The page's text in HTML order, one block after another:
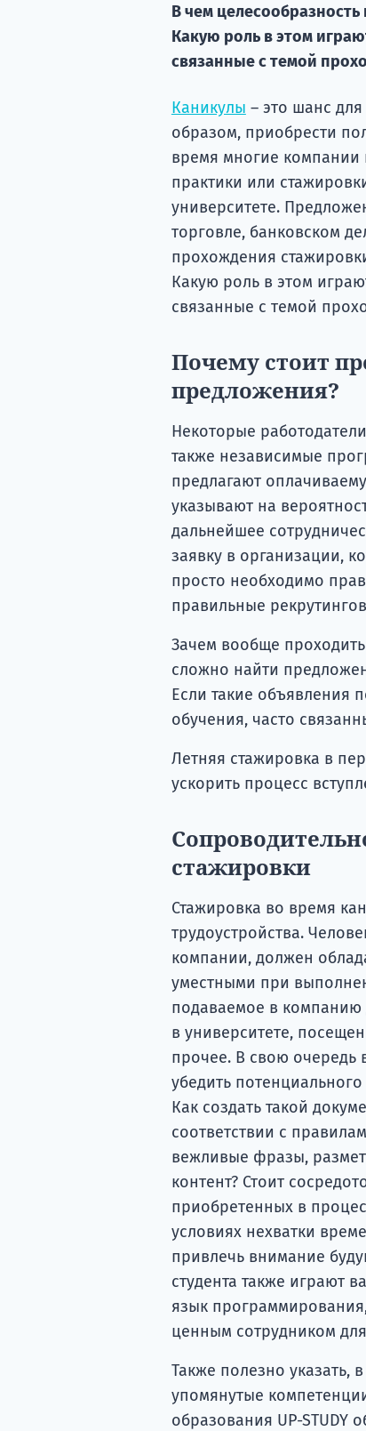
В чем
Какую роль в этом
связанные с темой
Каникулы – это шанс
образом, приобрести
время многие
практики или
университете.
торговле, банковском
прохождения
Какую роль в этом
связанные с темой
Почему стоит
предложения?
Некоторые
также независимые
предлагают
указывают на
дальнейшее
заявку в организации,
просто необходимо
правильные
Зачем вообще
сложно найти
Если такие объявления
обучения, часто
Летняя стажировка в
ускорить процесс
стажировки
Стажировка во время
трудоустройства.
компании, должен
уместными при
подаваемое в компанию
в университете,
прочее. В свою очередь
убедить
Как создать такой
соответствии с
вежливые фразы,
контент? Стоит
приобретенных в
условиях нехватки
привлечь внимание
студента также играют
язык
ценным сотрудником
Также полезно указать,
упомянутые
образования UP-STUDY